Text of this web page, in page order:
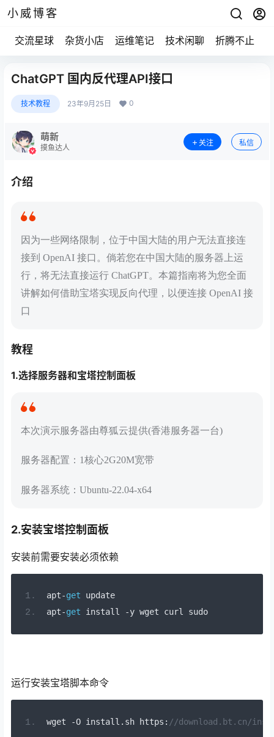
小威博客
交流星球 杂货小店 运维笔记 技术闲聊 折腾不止
ChatGPT 国内反代理API接口
技术教程 23年9月25日 0
萌新
摸鱼达人
关注 私信
介绍
因为一些网络限制，位于中国大陆的用户无法直接连
接到 OpenAI 接口。倘若您在中国大陆的服务器上运
行，将无法直接运行 ChatGPT。本篇指南将为您全面
讲解如何借助宝塔实现反向代理，以便连接 OpenAI 接
口
教程
1.选择服务器和宝塔控制面板
本次演示服务器由尊狐云提供(香港服务器一台)
服务器配置：1核心2G20M宽带
服务器系统：Ubuntu-22.04-x64
2.安装宝塔控制面板
安装前需要安装必须依赖
apt-get update
apt-get install -y wget curl sudo
运行安装宝塔脚本命令
wget -O install . sh https : //download.bt.cn/